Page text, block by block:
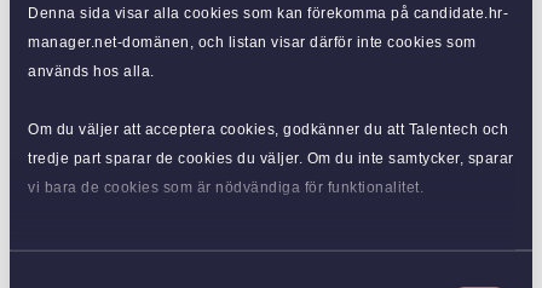
Denna sida visar alla cookies som kan förekomma på candidate.hr-
manager.net-domänen, och listan visar därför inte cookies som
används hos alla.
Om du väljer att acceptera cookies, godkänner du att Talentech och
tredje part sparar de cookies du väljer. Om du inte samtycker, sparar
vi bara de cookies som är nödvändiga för funktionalitet.